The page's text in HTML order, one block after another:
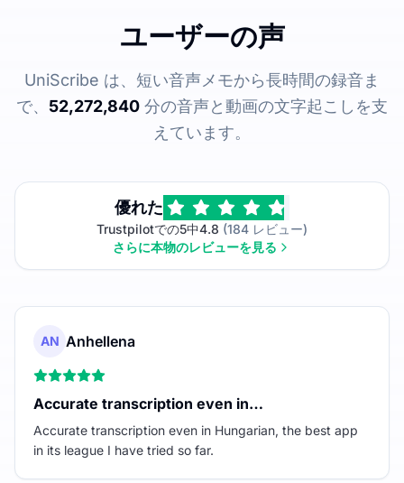
ユーザーの声
UniScribe は、短い音声メモから長時間の録音ま
で、 52,272,840 分の音声と動画の文字起こしを支
えています。
優れた
Trustpilotでの5中4.8 (184 レビュー)
さらに本物のレビューを見る
AN Anhellena
Accurate transcription even in…
Accurate transcription even in Hungarian, the best app
in its league I have tried so far.